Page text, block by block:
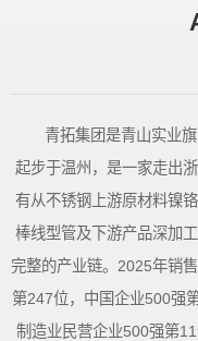
青拓集团是青山实业旗
起步于温州，是一家走出
有从不锈钢上游原材料镍
棒线型管及下游产品深加
完整的产业链。2025年销
第247位，中国企业500强
制造业民营企业500强第